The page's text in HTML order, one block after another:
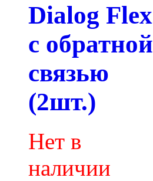
Dialog Flex
с обратной
связью
(2шт.)
Нет в
наличии